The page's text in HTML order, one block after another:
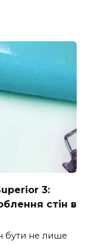
3:
стін в
бути не лише